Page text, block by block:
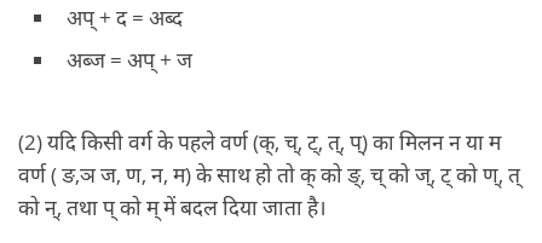
अप् + द = अब्द
अब्ज = अप् + ज
(2) यदि किसी वर्ग के पहले वर्ण (क्, च्, ट्, त्, प्) का मिलन न या म
वर्ण ( ङ,ञ ज, ण, न, म) के साथ हो तो क् को ङ्, च् को ज्, ट् को ण्, त्
को न्, तथा प् को म् में बदल दिया जाता है।